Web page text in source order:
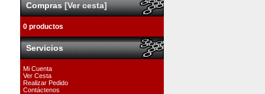
Compras[Ver cesta]
0 productos
Servicios
Mi Cuenta
Ver Cesta
Realizar Pedido
Contáctenos